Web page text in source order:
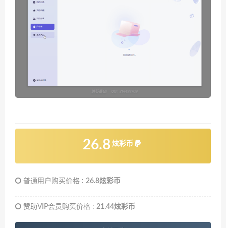
26.8 炫彩币
普通用户购买价格 : 26.8炫彩币
赞助VIP会员购买价格 : 21.44炫彩币